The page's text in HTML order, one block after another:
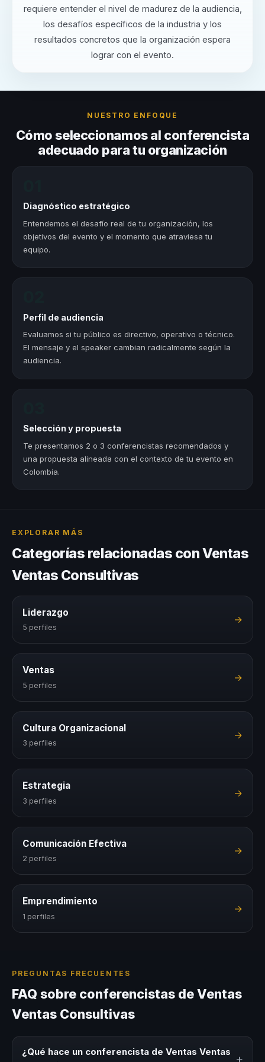
requiere entender el nivel de madurez de la audiencia,
los desafíos específicos de la industria y los
resultados concretos que la organización espera
lograr con el evento.
NUESTRO ENFOQUE
Cómo seleccionamos al conferencista
adecuado para tu organización
Diagnóstico estratégico
Entendemos el desafío real de tu organización, los
objetivos del evento y el momento que atraviesa tu
equipo.
Perfil de audiencia
Evaluamos si tu público es directivo, operativo o técnico.
El mensaje y el speaker cambian radicalmente según la
audiencia.
Selección y propuesta
Te presentamos 2 o 3 conferencistas recomendados y
una propuesta alineada con el contexto de tu evento en
Colombia.
EXPLORAR MÁS
Categorías relacionadas con Ventas
Ventas Consultivas
Liderazgo
5 perfiles
→
Ventas
5 perfiles
→
Cultura Organizacional
3 perfiles
→
Estrategia
3 perfiles
→
Comunicación Efectiva
2 perfiles
→
Emprendimiento
1 perfiles
→
PREGUNTAS FRECUENTES
FAQ sobre conferencistas de Ventas
Ventas Consultivas
¿Qué hace un conferencista de Ventas Ventas